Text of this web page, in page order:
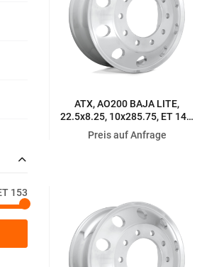
153
ATX, AO200 BAJA LITE,
22.5x8.25, 10x285.75, ET 147,
STANDARD HIGH LUSTER
POLISHED
Preis auf Anfrage